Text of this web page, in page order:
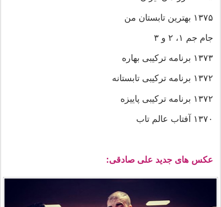
۱۳۷۵ بهترین تابستان من
جام جم ۱، ۲ و ۳
۱۳۷۳ برنامه ترکیبی بهاره
۱۳۷۲ برنامه ترکیبی تابستانه
۱۳۷۲ برنامه ترکیبی پاییزه
۱۳۷۰ آفتاب عالم تاب
عکس های جدید علی صادقی: